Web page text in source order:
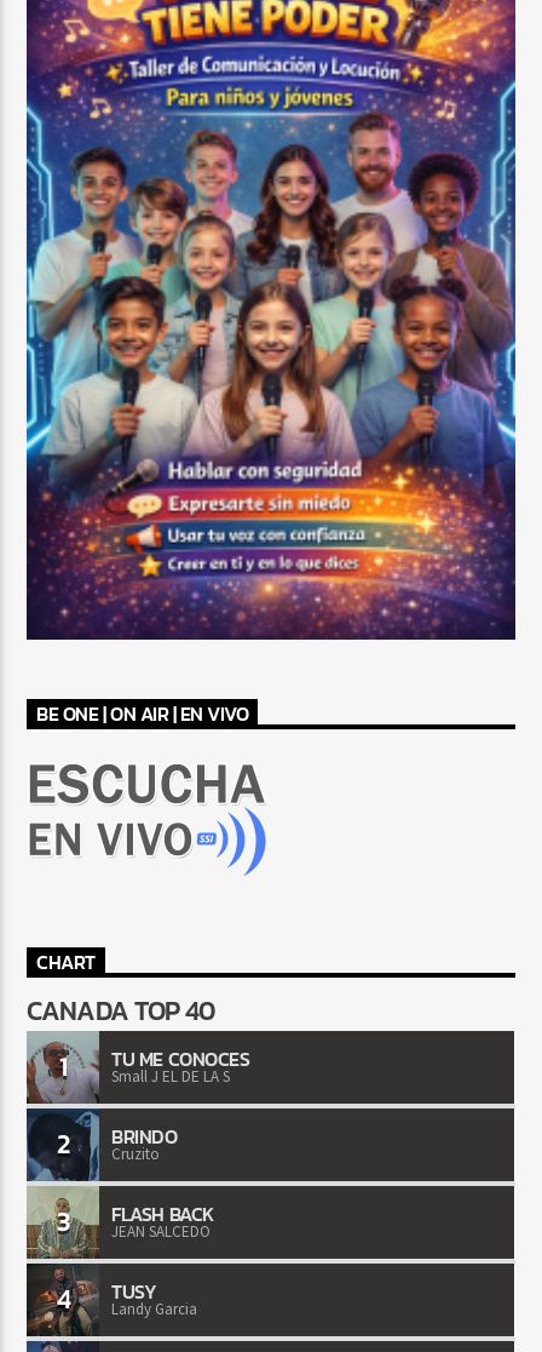
BE ONE | ON AIR | EN VIVO
CHART
CANADA TOP 40
1 TU ME CONOCES
Small J EL DE LA S
2 BRINDO
Cruzito
3 FLASH BACK
JEAN SALCEDO
4 TUSY
Landy Garcia